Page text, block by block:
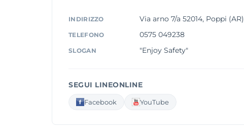
INDIRIZZO Via arno 7/a 52014, Poppi (AR)
TELEFONO 0575 049238
SLOGAN "Enjoy Safety"
SEGUI LINEONLINE
Facebook YouTube